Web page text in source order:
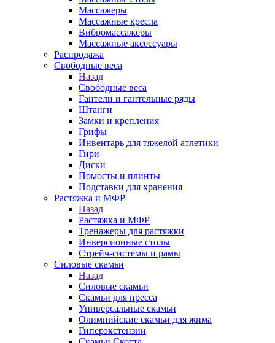
Массажеры
Массажные кресла
Вибромассажеры
Массажные аксессуары
Распродажа
Свободные веса
Назад
Свободные веса
Гантели и гантельные ряды
Штанги
Замки и крепления
Грифы
Инвентарь для тяжелой атлетики
Гири
Диски
Помосты и плинты
Подставки для хранения
Растяжка и МФР
Назад
Растяжка и МФР
Тренажеры для растяжки
Инверсионные столы
Стрейч-системы и рамы
Силовые скамьи
Назад
Силовые скамьи
Скамьи для пресса
Универсальные скамьи
Олимпийские скамьи для жима
Гиперэкстензии